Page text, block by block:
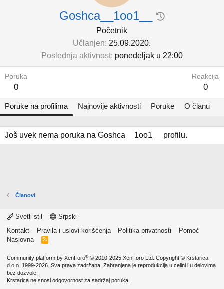
Goshca__1oo1__
Početnik
Učlanjen 25.09.2020.
Poslednja aktivnost ponedelјak u 22:00
Poruka
0
Reakcija
0
Poruke na profilima Najnovije aktivnosti Poruke O članu
Još uvek nema poruka na Goshca__1oo1__ profilu.
Članovi
Svetli stil
Srpski
Kontakt
Pravila i uslovi korišćenja Politika privatnosti
Pomoć
Naslovna
R
Community platform by XenForo® © 2010-2025 XenForo Ltd. Copyright © Krstarica
d.o.o. 1999-2026. Sva prava zadržana. Zabranjena je reprodukcija u celini i u delovima
bez dozvole.
Krstarica ne snosi odgovornost za sadržaj poruka.